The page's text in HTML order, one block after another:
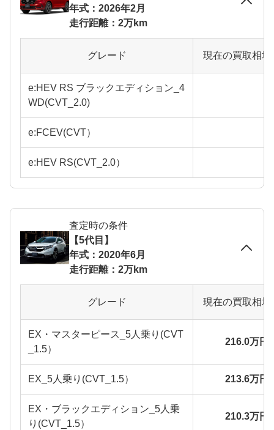
年式：2026年2月
走行距離：2万km
グレード 現在の買取相
e:HEV RS ブラックエディション_4
WD(CVT_2.0)
e:FCEV(CVT）
e:HEV RS(CVT_2.0）
査定時の条件
【5代目】
年式：2020年6月
走行距離：2万km
グレード 現在の買取相
EX・マスターピース_5人乗り(CVT
_1.5）
216.0万円
EX_5人乗り(CVT_1.5） 213.6万円
EX・ブラックエディション_5人乗
り(CVT_1.5）
210.3万円